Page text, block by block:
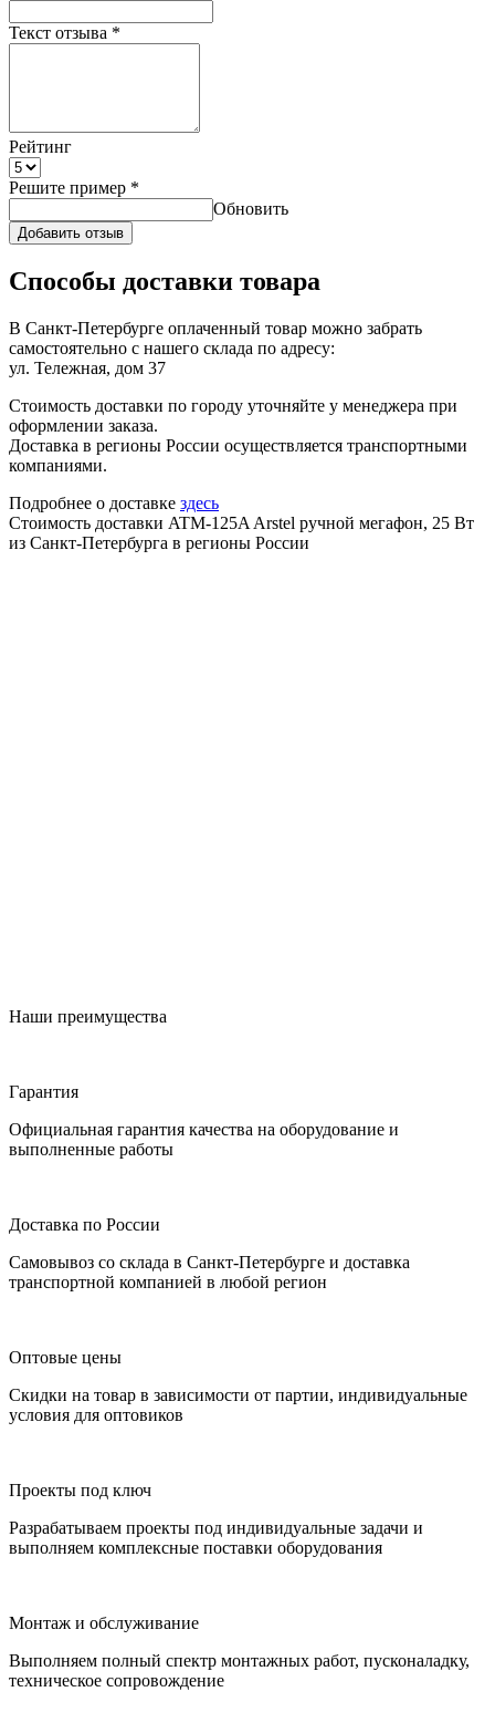
Текст отзыва *
Рейтинг
Решите пример *
Обновить
Добавить отзыв
Способы доставки товара
В Санкт-Петербурге оплаченный товар можно забрать
самостоятельно с нашего склада по адресу:
ул. Тележная, дом 37
Стоимость доставки по городу уточняйте у менеджера при
оформлении заказа.
Доставка в регионы России осуществляется транспортными
компаниями.
Подробнее о доставке здесь
Стоимость доставки ATM-125A Arstel ручной мегафон, 25 Вт
из Санкт-Петербурга в регионы России
Наши преимущества
Гарантия
Официальная гарантия качества на оборудование и
выполненные работы
Доставка по России
Самовывоз со склада в Санкт-Петербурге и доставка
транспортной компанией в любой регион
Оптовые цены
Скидки на товар в зависимости от партии, индивидуальные
условия для оптовиков
Проекты под ключ
Разрабатываем проекты под индивидуальные задачи и
выполняем комплексные поставки оборудования
Монтаж и обслуживание
Выполняем полный спектр монтажных работ, пусконаладку,
техническое сопровождение